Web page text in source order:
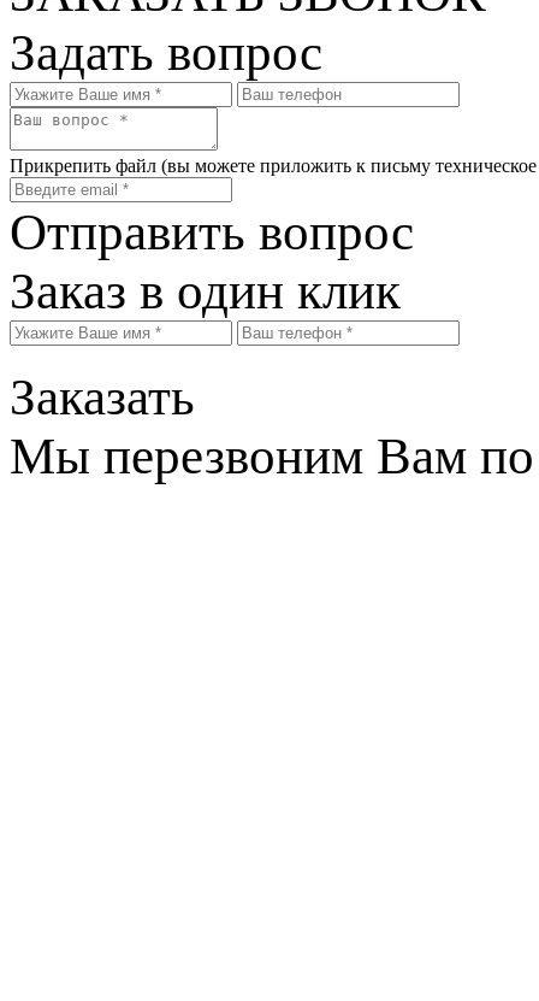
Задать вопрос
Прикрепить файл (вы можете приложить к письму
Отправить вопрос
Заказ в один клик
Заказать
Мы перезвоним Вам по